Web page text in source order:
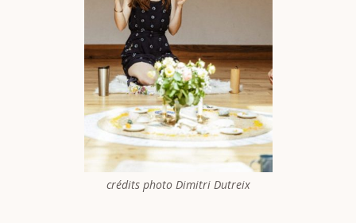
crédits photo Dimitri Dutreix